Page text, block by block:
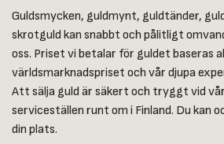
Guldsmycken, guldmynt, guldtänder,
skrotguld kan snabbt och pålitligt
oss. Priset vi betalar för guldet baseras
världsmarknadspriset och vår djupa
Att sälja guld är säkert och tryggt vid
serviceställen runt om i Finland. Du kan
din plats.